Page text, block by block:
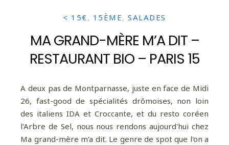
BALADES À PARIS
LIFESTYLE
0 ITEMS -0,00€
< 15€, 15ÈME,SALADES
MA GRAND-MÈRE M’A DIT –
RESTAURANT BIO – PARIS 15
A deux pas de Montparnasse, juste en face de Midi
26, fast-good de spécialités drômoises, non loin
des italiens IDA et Croccante, et du resto coréen
l'Arbre de Sel, nous nous rendons aujourd'hui chez
Ma grand-mère m'a dit. Le genre de spot que l'on a